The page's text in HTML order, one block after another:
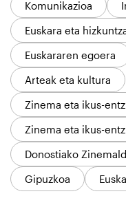
Komunikazioa
Euskara eta
Euskararen egoera
Arteak eta kultura
Zinema eta ikus-
Zinema eta ikus-
Donostiako
Gipuzkoa